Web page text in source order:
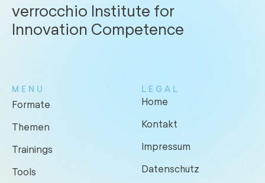
verrocchio Institute for
Innovation Competence
MENU
Formate
Themen
Trainings
Tools
LEGAL
Home
Kontakt
Impressum
Datenschutz